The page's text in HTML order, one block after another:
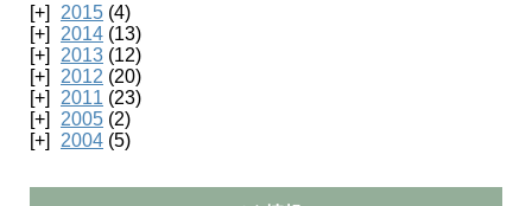
2015 (4)
2014 (13)
2013 (12)
2012 (20)
2011 (23)
2005 (2)
2004 (5)